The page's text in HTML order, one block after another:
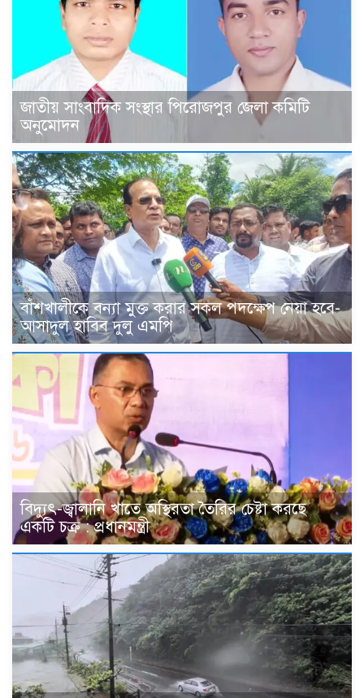
জাতীয় সাংবাদিক সংস্থার পিরোজপুর জেলা কমিটি
অনুমোদন
বাঁশখালীকে বন্যা মুক্ত করার সকল পদক্ষেপ নেয়া হবে-
আসাদুল হাবিব দুলু এমপি
বিদ্যুৎ-জ্বালানি খাতে অস্থিরতা তৈরির চেষ্টা করছে
একটি চক্র : প্রধানমন্ত্রী